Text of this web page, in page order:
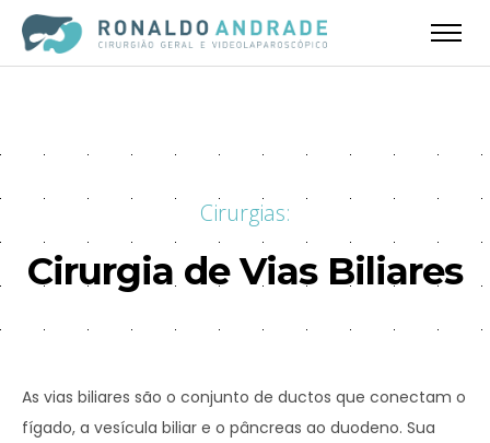
Cirurgias:
Cirurgia de Vias Biliares
As vias biliares são o conjunto de ductos que conectam o
fígado, a vesícula biliar e o pâncreas ao duodeno. Sua